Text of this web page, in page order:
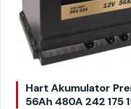
Hart Akumulator
56Ah 480A 242 175